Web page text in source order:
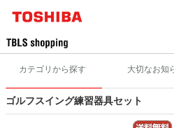
カテゴリから探す 大切なお知
ゴルフスイング練習器具セット